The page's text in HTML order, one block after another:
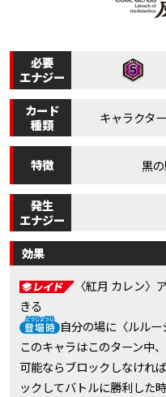
必要
エナジー
カード
種類
キャラクター
特徴 黒
発生
エナジー
効果
〈紅月 カレン〉
きる
自分の場に〈ルルー
このキャラはこのターン中
可能ならブロックしなけれ
ックしてバトルに勝利した